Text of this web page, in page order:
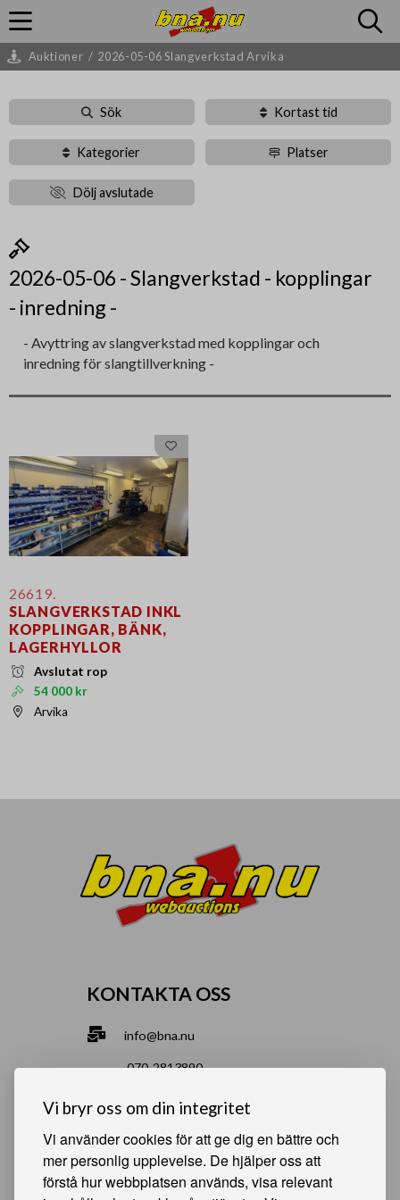
Vi bryr oss om din integritet
Vi använder cookies för att ge dig en bättre och
mer personlig upplevelse. De hjälper oss att
förstå hur webbplatsen används, visa relevant
Auktioner / 2026-05-06 Slangverkstad Arvika
Sök Kortast tid
Kategorier Platser
Dölj avslutade
2026-05-06 - Slangverkstad - kopplingar
- inredning -
- Avyttring av slangverkstad med kopplingar och
inredning för slangtillverkning -
26619.
SLANGVERKSTAD INKL
KOPPLINGAR, BÄNK,
LAGERHYLLOR
Avslutat rop
54 000 kr
Arvika
KONTAKTA OSS
info@bna.nu
070-2813890
Norrgårdsgatan 9a, 686 35 Sunne
Bjälverud 540, 68693 Sunne
HJÄLPSAMMA SIDOR